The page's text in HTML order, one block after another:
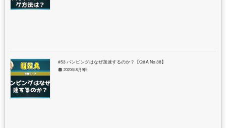
#53 パンピングはなぜ加速するのか？【Q&A No.38】
2020年8月9日